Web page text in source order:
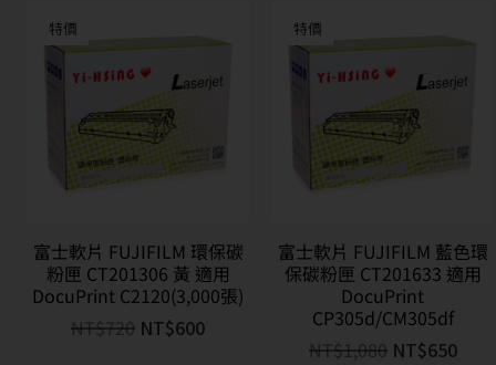
特價
富士軟片 FUJIFILM 環保碳
粉匣 CT201306 黃 適用
DocuPrint C2120(3,000張)
NT$720 NT$600
特價
富士軟片 FUJIFILM 藍色環
保碳粉匣 CT201633 適用
DocuPrint
CP305d/CM305df
NT$1,080 NT$650